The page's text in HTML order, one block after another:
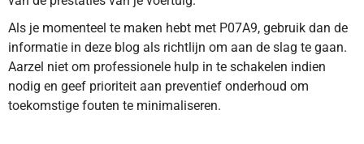
Als je momenteel te maken hebt met P07A9, gebruik dan de
informatie in deze blog als richtlijn om aan de slag te gaan.
Aarzel niet om professionele hulp in te schakelen indien
nodig en geef prioriteit aan preventief onderhoud om
toekomstige fouten te minimaliseren.